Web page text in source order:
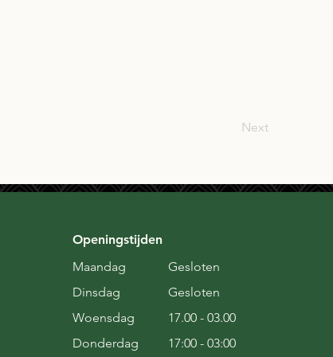
Next
Openingstijden
Maandag
Dinsdag
Woensdag
Donderdag
Gesloten
Gesloten
17.00 - 03.00
17:00 - 03:00